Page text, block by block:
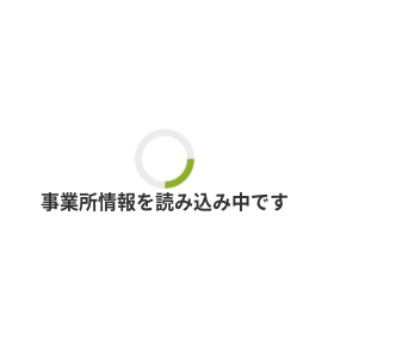
事業所情報を読み込み中です